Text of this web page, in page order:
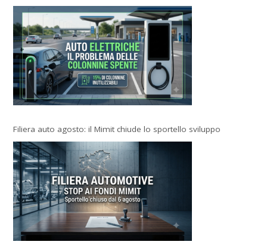
Filiera auto agosto: il Mimit chiude lo sportello sviluppo